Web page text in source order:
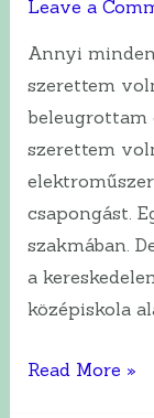
Leave a
Annyi
szerettem
beleugrottam
szerettem
csapongást.
szakmában.
a
középiskola
Hogyan
Read More »